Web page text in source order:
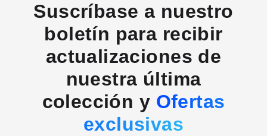
Suscríbase a nuestro
boletín para recibir
actualizaciones de
nuestra última
colección y Ofertas
exclusivas